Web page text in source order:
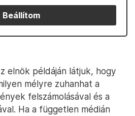
Beállítom
elnök példáján látjuk, hogy
mélyre zuhanhat a
felszámolásával és a
Ha a független médián